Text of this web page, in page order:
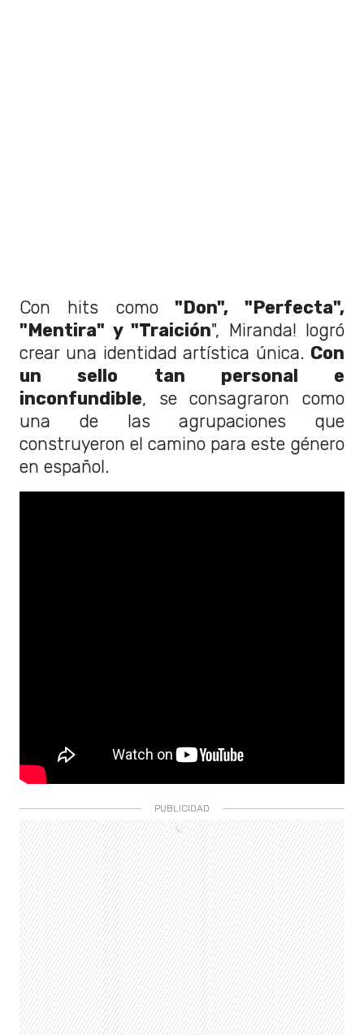
Con hits como"Don", "Perfecta",
"Mentira" y "Traición", Miranda! logró
crear una identidad artística única. Con
un sello tan personal e
inconfundible, se consagraron como
una de las agrupaciones que
construyeron el camino para este género
en español.